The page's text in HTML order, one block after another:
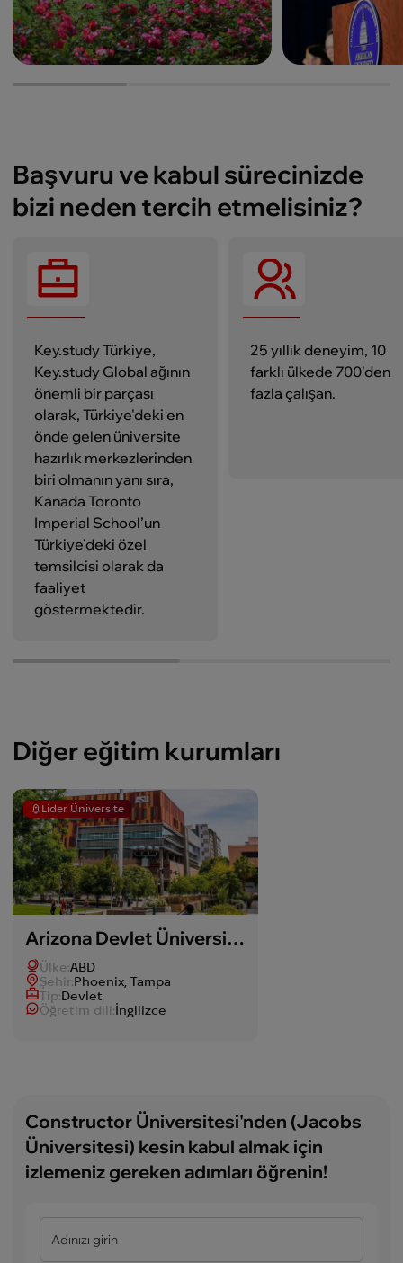
Başvuru ve kabul sürecinizde
bizi neden tercih etmelisiniz?
Key.study Türkiye,
Key.study Global ağının
önemli bir parçası
olarak, Türkiye'deki en
önde gelen üniversite
hazırlık merkezlerinden
biri olmanın yanı sıra,
Kanada Toronto
Imperial School’un
Türkiye’deki özel
temsilcisi olarak da
faaliyet
göstermektedir.
25 yıllık deneyim, 10
farklı ülkede 700'den
fazla çalışan.
Diğer eğitim kurumları
Lider Üniversite
Arizona Devlet Üniversitesi
Ülke:ABD
Şehir:Phoenix, Tampa
Tip:Devlet
Öğretim dili:İngilizce
Constructor Üniversitesi'nden (Jacobs
Üniversitesi) kesin kabul almak için
izlemeniz gereken adımları öğrenin!